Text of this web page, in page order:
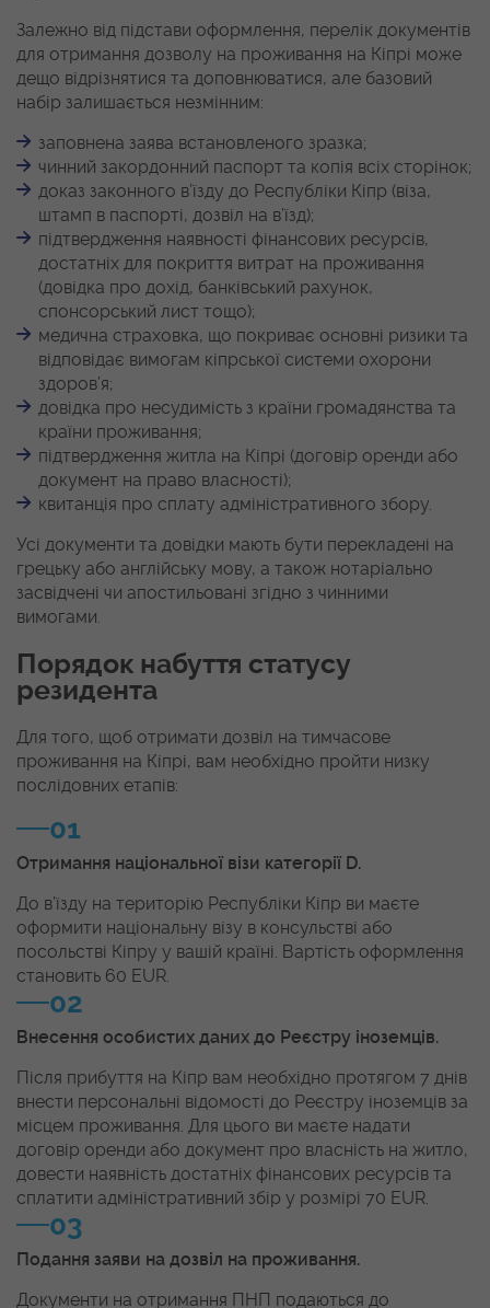
Залежно від підстави оформлення, перелік документів
для отримання дозволу на проживання на Кіпрі може
дещо відрізнятися та доповнюватися, але базовий
набір залишається незмінним:
заповнена заява встановленого зразка;
чинний закордонний паспорт та копія всіх сторінок;
доказ законного в’їзду до Республіки Кіпр (віза,
штамп в паспорті, дозвіл на в’їзд);
підтвердження наявності фінансових ресурсів,
достатніх для покриття витрат на проживання
(довідка про дохід, банківський рахунок,
спонсорський лист тощо);
медична страховка, що покриває основні ризики та
відповідає вимогам кіпрської системи охорони
здоров’я;
довідка про несудимість з країни громадянства та
країни проживання;
підтвердження житла на Кіпрі (договір оренди або
документ на право власності);
квитанція про сплату адміністративного збору.
Усі документи та довідки мають бути перекладені на
грецьку або англійську мову, а також нотаріально
засвідчені чи апостильовані згідно з чинними
вимогами.
Порядок набуття статусу
резидента
Для того, щоб отримати дозвіл на тимчасове
проживання на Кіпрі, вам необхідно пройти низку
послідовних етапів:
01
Отримання національної візи категорії D.
До в’їзду на територію Республіки Кіпр ви маєте
оформити національну візу в консульстві або
посольстві Кіпру у вашій країні. Вартість оформлення
становить 60 EUR.
02
Внесення особистих даних до Реєстру іноземців.
Після прибуття на Кіпр вам необхідно протягом 7 днів
внести персональні відомості до Реєстру іноземців за
місцем проживання. Для цього ви маєте надати
договір оренди або документ про власність на житло,
довести наявність достатніх фінансових ресурсів та
сплатити адміністративний збір у розмірі 70 EUR.
03
Подання заяви на дозвіл на проживання.
Документи на отримання ПНП подаються до